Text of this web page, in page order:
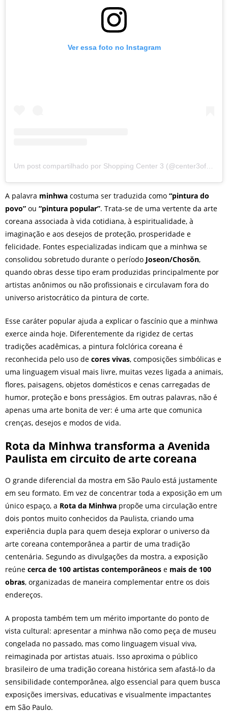
Ver essa foto no Instagram
A palavra minhwa costuma ser traduzida como “pintura do
povo” ou “pintura popular”. Trata-se de uma vertente da arte
coreana associada à vida cotidiana, à espiritualidade, à
imaginação e aos desejos de proteção, prosperidade e
felicidade. Fontes especializadas indicam que a minhwa se
consolidou sobretudo durante o período Joseon/Chosŏn,
quando obras desse tipo eram produzidas principalmente por
artistas anônimos ou não profissionais e circulavam fora do
universo aristocrático da pintura de corte.
Esse caráter popular ajuda a explicar o fascínio que a minhwa
exerce ainda hoje. Diferentemente da rigidez de certas
tradições acadêmicas, a pintura folclórica coreana é
reconhecida pelo uso de cores vivas, composições simbólicas e
uma linguagem visual mais livre, muitas vezes ligada a animais,
flores, paisagens, objetos domésticos e cenas carregadas de
humor, proteção e bons presságios. Em outras palavras, não é
apenas uma arte bonita de ver: é uma arte que comunica
crenças, desejos e modos de vida.
Rota da Minhwa transforma a Avenida
Paulista em circuito de arte coreana
O grande diferencial da mostra em São Paulo está justamente
em seu formato. Em vez de concentrar toda a exposição em um
único espaço, a Rota da Minhwa propõe uma circulação entre
dois pontos muito conhecidos da Paulista, criando uma
experiência dupla para quem deseja explorar o universo da
arte coreana contemporânea a partir de uma tradição
centenária. Segundo as divulgações da mostra, a exposição
reúne cerca de 100 artistas contemporâneos e mais de 100
obras, organizadas de maneira complementar entre os dois
endereços.
A proposta também tem um mérito importante do ponto de
vista cultural: apresentar a minhwa não como peça de museu
congelada no passado, mas como linguagem visual viva,
reimaginada por artistas atuais. Isso aproxima o público
brasileiro de uma tradição coreana histórica sem afastá-lo da
sensibilidade contemporânea, algo essencial para quem busca
exposições imersivas, educativas e visualmente impactantes
em São Paulo.